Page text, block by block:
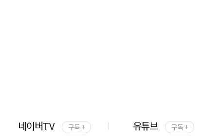
네이버TV 구독 + 유튜브 구독 +